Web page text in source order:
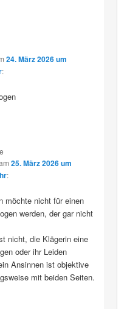
24. März 2026 um
:
25. März 2026 um
:
möchte nicht für einen
werden, der gar nicht
nicht, die Klägerin eine
oder ihr Leiden
Ansinnen ist objektive
mit beiden Seiten.